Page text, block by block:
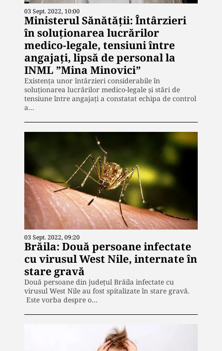
03 Sept. 2022, 10:00
Ministerul Sănătății: Întârzieri
în soluționarea lucrărilor
medico-legale, tensiuni între
angajați, lipsă de personal la
INML ”Mina Minovici”
Existența unor întârzieri considerabile în
soluționarea lucrărilor medico-legale și stări de
tensiune între angajați a constatat echipa de control
a…
03 Sept. 2022, 09:20
Brăila: Două persoane infectate
cu virusul West Nile, internate în
stare gravă
Două persoane din județul Brăila infectate cu
virusul West Nile au fost spitalizate în stare gravă.
Este vorba despre o…